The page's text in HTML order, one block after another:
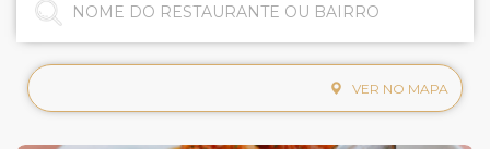
VER NO MAPA